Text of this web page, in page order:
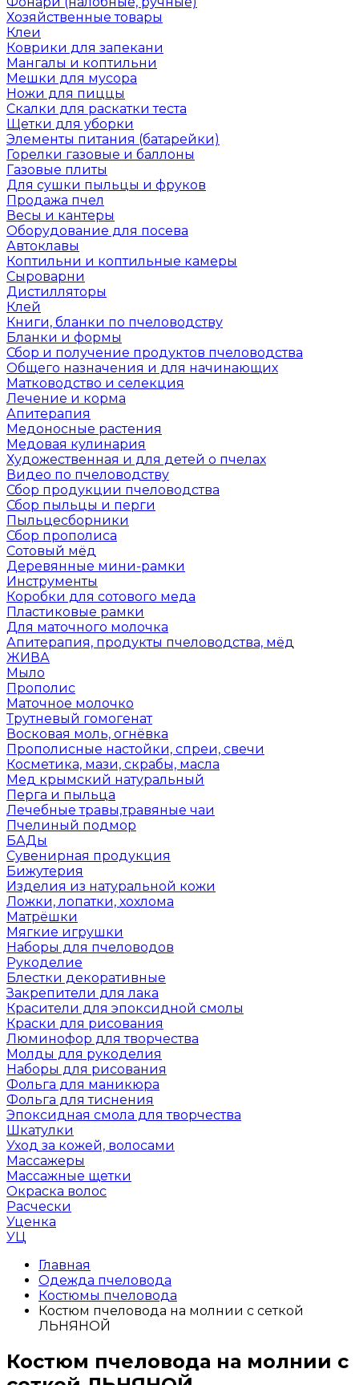
Хозяйственные товары
Клеи
Коврики для запекани
Мангалы и коптильни
Мешки для мусора
Ножи для пиццы
Скалки для раскатки теста
Щетки для уборки
Элементы питания (батарейки)
Горелки газовые и баллоны
Газовые плиты
Для сушки пыльцы и фруков
Продажа пчел
Весы и кантеры
Оборудование для посева
Автоклавы
Коптильни и коптильные камеры
Сыроварни
Дистилляторы
Клей
Книги, бланки по пчеловодству
Бланки и формы
Сбор и получение продуктов пчеловодства
Общего назначения и для начинающих
Матководство и селекция
Лечение и корма
Апитерапия
Медоносные растения
Медовая кулинария
Художественная и для детей о пчелах
Видео по пчеловодству
Сбор продукции пчеловодства
Сбор пыльцы и перги
Пыльцесборники
Сбор прополиса
Сотовый мёд
Деревянные мини-рамки
Инструменты
Коробки для сотового меда
Пластиковые рамки
Для маточного молочка
Апитерапия, продукты пчеловодства, мёд
ЖИВА
Мыло
Прополис
Маточное молочко
Трутневый гомогенат
Восковая моль, огнёвка
Прополисные настойки, спреи, свечи
Косметика, мази, скрабы, масла
Мед крымский натуральный
Перга и пыльца
Лечебные травы,травяные чаи
Пчелиный подмор
БАДы
Сувенирная продукция
Бижутерия
Изделия из натуральной кожи
Ложки, лопатки, хохлома
Матрёшки
Мягкие игрушки
Наборы для пчеловодов
Рукоделие
Блестки декоративные
Закрепители для лака
Красители для эпоксидной смолы
Краски для рисования
Люминофор для творчества
Молды для рукоделия
Наборы для рисования
Фольга для маникюра
Фольга для тиснения
Эпоксидная смола для творчества
Шкатулки
Уход за кожей, волосами
Массажеры
Массажные щетки
Окраска волос
Расчески
Уценка
УЦ
Главная
Одежда пчеловода
Костюмы пчеловода
Костюм пчеловода на молнии с сеткой
ЛЬНЯНОЙ
Костюм пчеловода на молнии с